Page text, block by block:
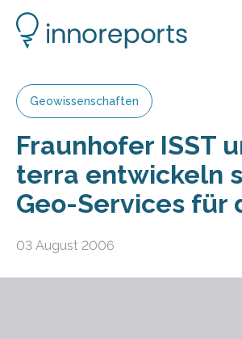
Geowissenschaften
Fraunhofer ISST
terra entwickeln
Geo-Services für
03 August 2006